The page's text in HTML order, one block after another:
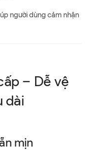
người dùng cảm nhận
– Dễ vệ
dài
mịn